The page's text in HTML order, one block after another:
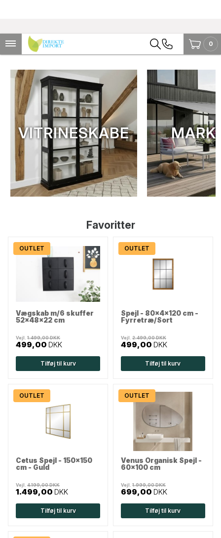
0
VITRINESKABE
Favoritter
OUTLET
Vægskab m/6 skuffer
52x48x22 cm
499,00 DKK
Vejl.1.499,00 DKK
Tilføj til kurv
OUTLET
Spejl - 80x4x120 cm -
Fyrretræ/Sort
499,00 DKK
Vejl. 2.499,00 DKK
Tilføj til kurv
OUTLET
Cetus Spejl - 150x150
cm - Guld
1.499,00 DKK
Vejl.4.199,00 DKK
Tilføj til kurv
OUTLET
Venus Organisk Spejl -
60x100 cm
699,00 DKK
Vejl. 1.999,00 DKK
Tilføj til kurv